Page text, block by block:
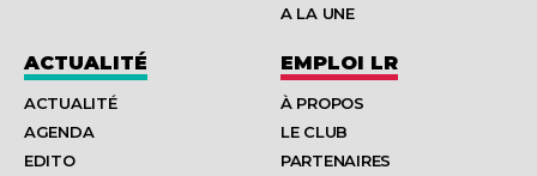
A LA UNE
ACTUALITÉ
ACTUALITÉ
AGENDA
EDITO
EMPLOI LR
À PROPOS
LE CLUB
PARTENAIRES